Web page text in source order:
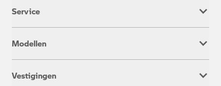
Occasion
Service
Onderhoud & Reparatie
Service inclusive
Aanhanger verhuur
Modellen
Heritage
Vestigingen